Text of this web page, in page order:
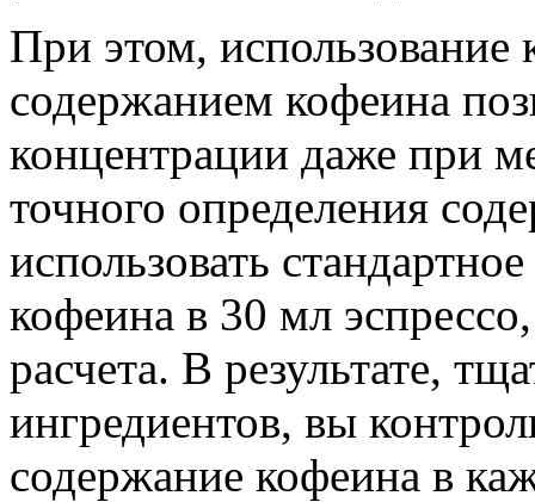
При этом, использование
содержанием кофеина
концентрации даже при
точного определения
использовать
кофеина в 30 мл
расчета. В результате,
ингредиентов, вы
содержание кофеина в